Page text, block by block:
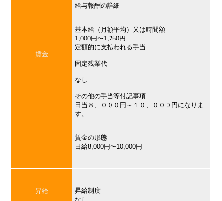
賃金
給与報酬の詳細
基本給（月額平均）又は時間額
1,000円〜1,250円
定額的に支払われる手当
–
固定残業代
なし
その他の手当等付記事項
日当８、０００円～１０、０００円になりま
す。
賃金の形態
日給8,000円〜10,000円
昇給
昇給制度
なし